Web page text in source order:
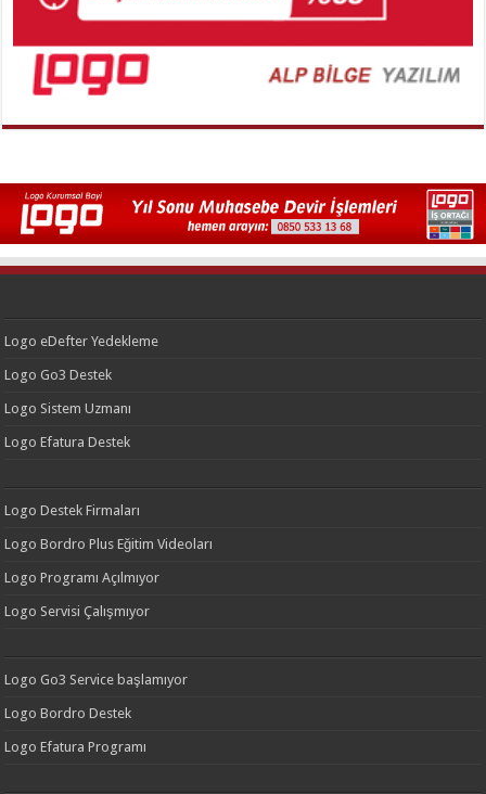
Logo eDefter Yedekleme
Logo Go3 Destek
Logo Sistem Uzmanı
Logo Efatura Destek
Logo Destek Firmaları
Logo Bordro Plus Eğitim Videoları
Logo Programı Açılmıyor
Logo Servisi Çalışmıyor
Logo Go3 Service başlamıyor
Logo Bordro Destek
Logo Efatura Programı